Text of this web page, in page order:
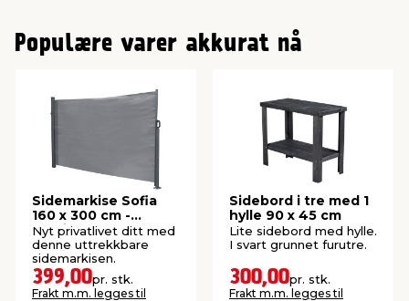
Populære varer akkurat nå
Sidemarkise Sofia
160 x 300 cm -
Sunlife®
Nyt privatlivet ditt med
denne uttrekkbare
sidemarkisen.
399,00pr. stk.
Frakt m.m. legges til
Sidebord i tre med 1
hylle 90 x 45 cm
Lite sidebord med hylle.
I svart grunnet furutre.
300,00pr. stk.
Frakt m.m. legges til